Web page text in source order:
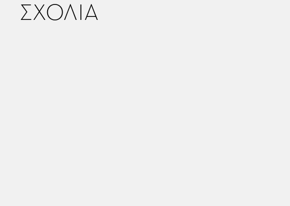
ΣΧΟΛΙΑ